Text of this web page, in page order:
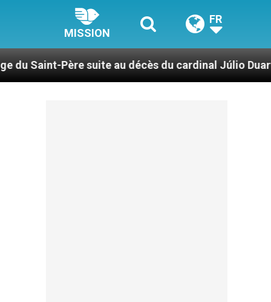
MISSION
FR
suite au décès du cardinal Júlio Duarte Langa